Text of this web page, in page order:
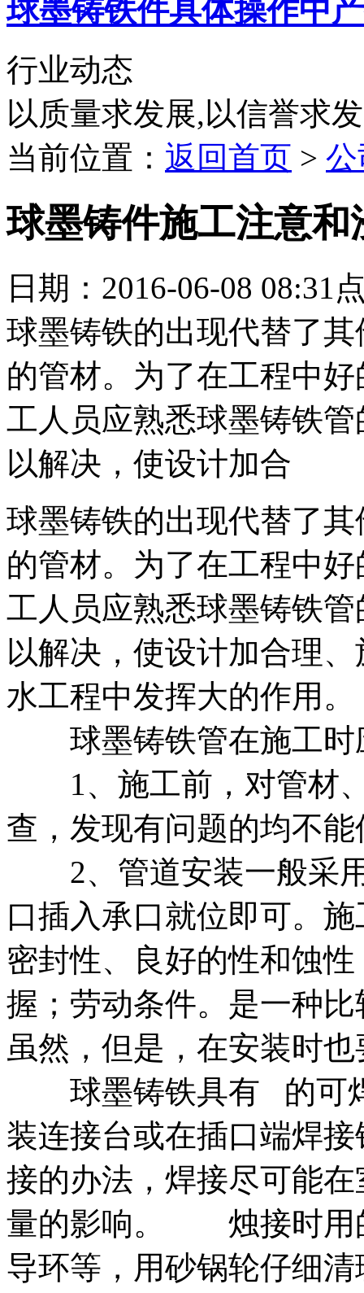
球墨铸铁件具体操作中
行业动态
以质量求发展,以信誉求
当前位置： 返回首页 >
球墨铸件施工注意和
日期：2016-06-08 08:31
球墨铸铁的出现代替了
的管材。为了在工程中好
工人员应熟悉球墨铸铁
以解决，使设计加合
球墨铸铁的出现代替了
的管材。为了在工程中好
工人员应熟悉球墨铸铁
以解决，使设计加合理、
水工程中发挥大的作用。
球墨铸铁管在施工时
1、施工前，对管材、
查，发现有问题的均不能
2、管道安装一般采用
口插入承口就位即可。
密封性、良好的性和蚀
握；劳动条件。是一种
虽然，但是，在安装时
球墨铸铁具有 的可焊
装连接台或在插口端焊
接的办法，焊接尽可能
量的影响。 烛接时用
导环等， 用砂锅轮仔细